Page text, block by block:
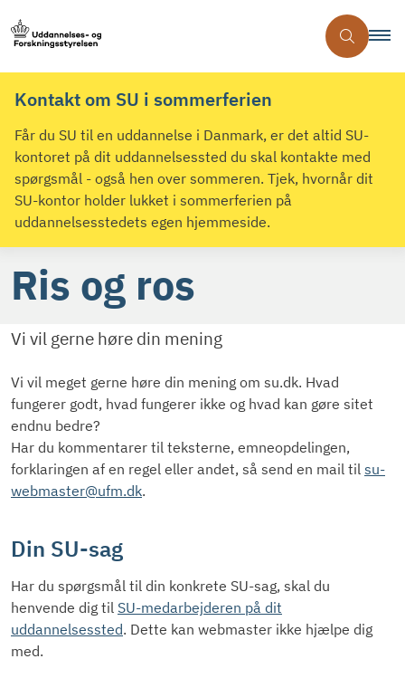
Kontakt om SU i sommerferien
Får du SU til en uddannelse i Danmark, er det altid SU-
kontoret på dit uddannelsessted du skal kontakte med
spørgsmål - også hen over sommeren. Tjek, hvornår dit
SU-kontor holder lukket i sommerferien på
uddannelsesstedets egen hjemmeside.
Ris og ros
Vi vil gerne høre din mening
Vi vil meget gerne høre din mening om su.dk. Hvad
fungerer godt, hvad fungerer ikke og hvad kan gøre sitet
endnu bedre?
Har du kommentarer til teksterne, emneopdelingen,
forklaringen af en regel eller andet, så send en mail til su-
webmaster@ufm.dk.
Din SU-sag
Har du spørgsmål til din konkrete SU-sag, skal du
henvende dig til SU-medarbejderen på dit
uddannelsessted. Dette kan webmaster ikke hjælpe dig
med.